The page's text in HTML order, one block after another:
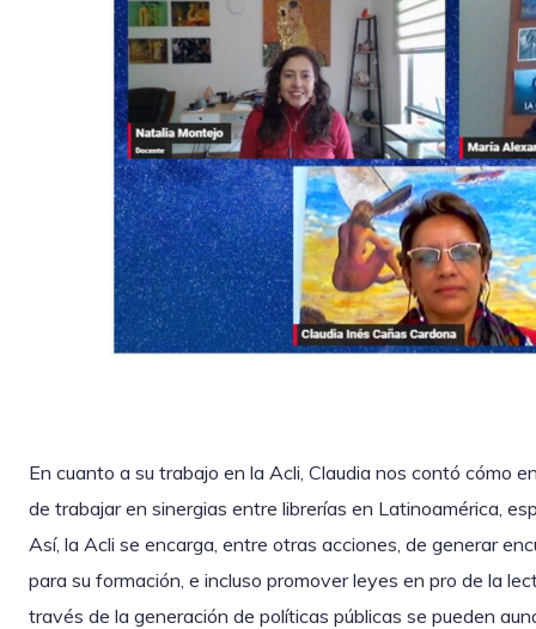
En cuanto a su trabajo en la Acli, Claudia nos contó cómo
de trabajar en sinergias entre librerías en Latinoamérica,
Así, la Acli se encarga, entre otras acciones, de generar
para su formación, e incluso promover leyes en pro de la
través de la generación de políticas públicas se pueden